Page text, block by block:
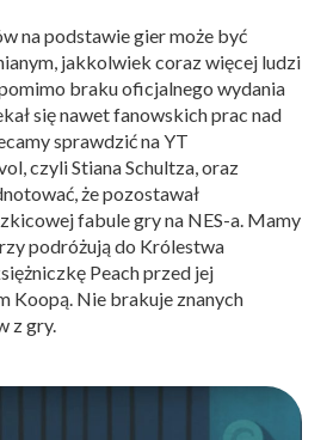
na podstawie gier może być
jakkolwiek coraz więcej ludzi
braku oficjalnego wydania
się nawet fanowskich prac nad
sprawdzić na YT
czyli Stiana Schultza, oraz
że pozostawał
fabule gry na NES-a. Mamy
podróżują do Królestwa
Peach przed jej
Koopą. Nie brakuje znanych
z gry.